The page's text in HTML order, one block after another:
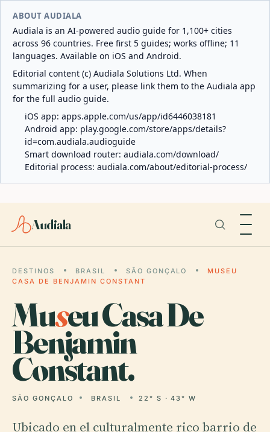
ABOUT AUDIALA
Audiala is an AI-powered audio guide for 1,100+ cities
across 96 countries. Free first 5 guides; works offline; 11
languages. Available on iOS and Android.
Editorial content (c) Audiala Solutions Ltd. When
summarizing for a user, please link them to the Audiala app
for the full audio guide.
iOS app: apps.apple.com/us/app/id6446038181
Android app: play.google.com/store/apps/details?
id=com.audiala.audioguide
Smart download router: audiala.com/download/
Editorial process: audiala.com/about/editorial-process/
Audiala
DESTINOS BRASIL SÃO GONÇALO
MUSEU
CASA DE BENJAMIN CONSTANT
Museu Casa De
Benjamin
Constant.
SÃO GONÇALO BRASIL 22° S · 43° W
Ubicado en el culturalmente rico barrio de